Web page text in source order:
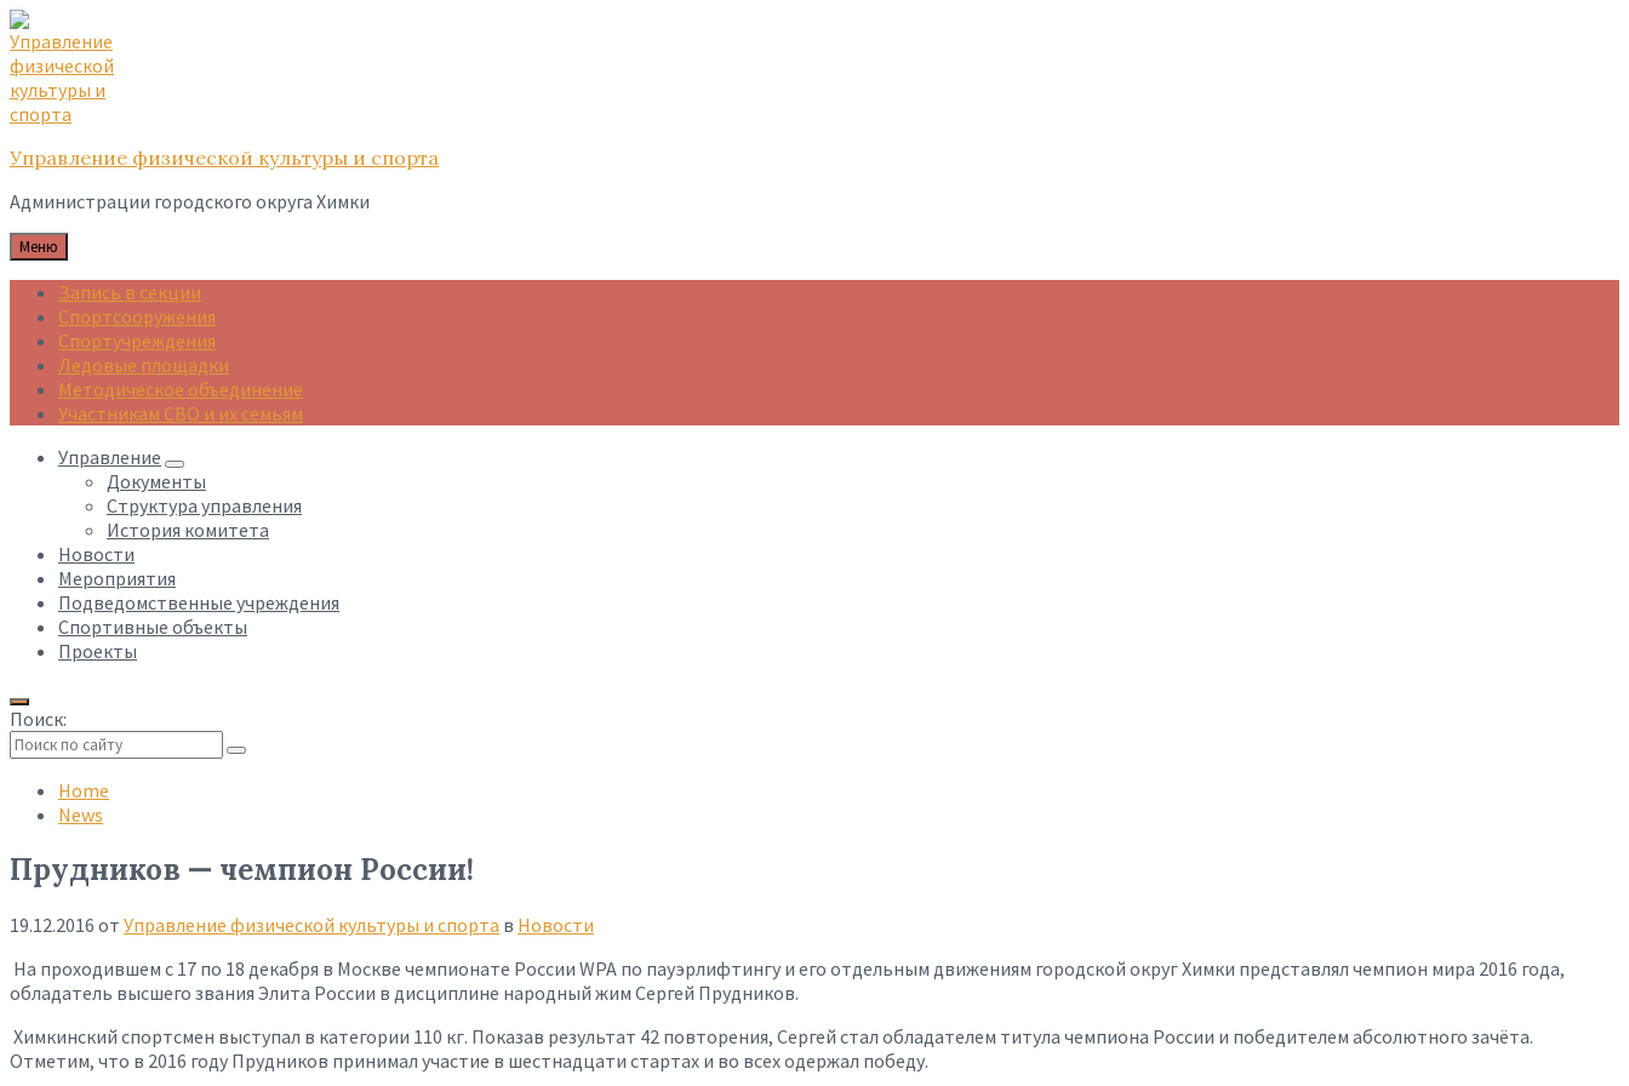
Skip
to
content
Skip
to
main
navigation
Skip
to
footer
Управление физической культуры и спорта
Администрации городского округа Химки
Меню
Запись в секции
Спортсооружения
Спортучреждения
Ледовые площадки
Методическое объединение
Участникам СВО и их семьям
Управление
Документы
Структура управления
История комитета
Новости
Мероприятия
Подведомственные учреждения
Спортивные объекты
Проекты
Поиск:
search
Home
News
Прудников — чемпион России!
19.12.2016 от Управление физической культуры и спорта в Новости
На проходившем с 17 по 18 декабря в Москве чемпионате России WPA по пауэрлифтингу и его отдельным движениям городской округ Химки представлял чемпион мира 2016 года,
обладатель высшего звания Элита России в дисциплине народный жим Сергей Прудников.
Химкинский спортсмен выступал в категории 110 кг. Показав результат 42 повторения, Сергей стал обладателем титула чемпиона России и победителем абсолютного зачёта.
Отметим, что в 2016 году Прудников принимал участие в шестнадцати стартах и во всех одержал победу.